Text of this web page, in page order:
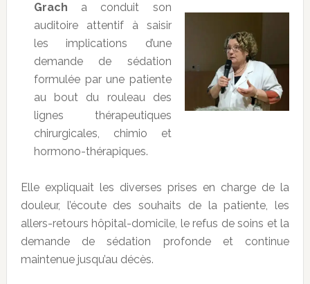
Grach a conduit son
auditoire attentif à saisir
les implications d’une
demande de sédation
formulée par une patiente
au bout du rouleau des
lignes thérapeutiques
chirurgicales, chimio et
hormono-thérapiques.
Elle expliquait les diverses prises en charge de la
douleur, l’écoute des souhaits de la patiente, les
allers-retours hôpital-domicile, le refus de soins et la
demande de sédation profonde et continue
maintenue jusqu’au décès.